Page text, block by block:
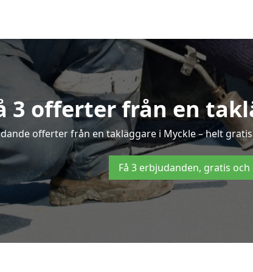
3 offerter från en
offerter från en takläggare i Myckle – helt
Få 3 erbjudanden, gratis